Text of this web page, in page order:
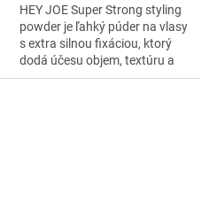
HEY JOE Super Strong styling
powder je ľahký púder na vlasy
s extra silnou fixáciou, ktorý
dodá účesu objem, textúru a
prirodzený matný vzhľad bez